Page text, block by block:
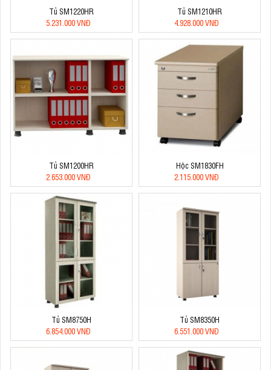
Tủ SM1220HR
5.231.000 VNĐ
Tủ SM1210HR
4.928.000 VNĐ
Tủ SM1200HR
2.653.000 VNĐ
Hộc SM1830FH
2.115.000 VNĐ
Tủ SM8750H
6.854.000 VNĐ
Tủ SM8350H
6.551.000 VNĐ